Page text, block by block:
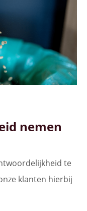
nemen
te
klanten hierbij